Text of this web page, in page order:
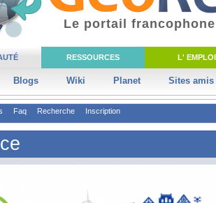
RESSOURCES L' EMPLOI
Blogs Wiki Planet Sites amis
Le portail
Faq Recherche Inscription